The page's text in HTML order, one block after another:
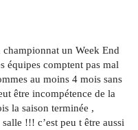
un Week End
équipes comptent pas mal
au moins 4 mois sans
être incompétence de la
la saison terminée ,
!!! c’est peu t être aussi